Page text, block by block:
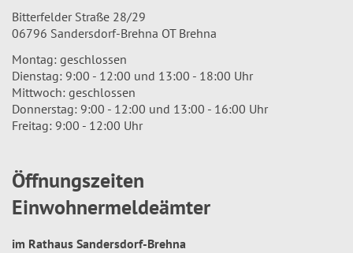
Bitterfelder Straße 28/29
06796 Sandersdorf-Brehna OT Brehna
Montag: geschlossen
Dienstag: 9:00 - 12:00 und 13:00 - 18:00 Uhr
Mittwoch: geschlossen
Donnerstag: 9:00 - 12:00 und 13:00 - 16:00 Uhr
Freitag: 9:00 - 12:00 Uhr
Öffnungszeiten
Einwohnermeldeämter
im Rathaus Sandersdorf-Brehna